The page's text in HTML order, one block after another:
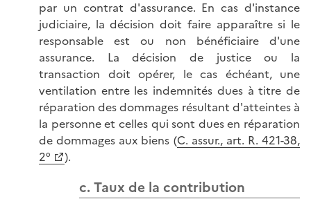
par un contrat d'assurance. En cas d'instance
judiciaire, la décision doit faire apparaître si le
responsable est ou non bénéficiaire d'une
assurance. La décision de justice ou la
transaction doit opérer, le cas échéant, une
ventilation entre les indemnités dues à titre de
réparation des dommages résultant d'atteintes à
la personne et celles qui sont dues en réparation
de dommages aux biens (C. assur., art. R. 421-38,
2°
).
c. Taux de la contribution